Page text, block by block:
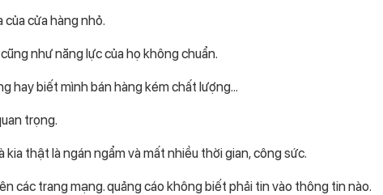
của cửa hàng nhỏ.
như năng lực của họ không chuẩn.
hay biết mình bán hàng kém chất lượng…
trọng.
thật là ngán ngẩm và mất nhiều thời gian, công sức.
các trang mạng. quảng cáo không biết phải tin vào thông tin nào.